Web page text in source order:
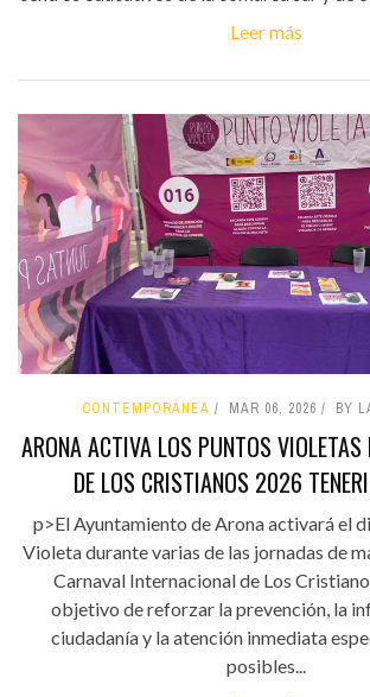
Leer más
CONTEMPORÁNEA MAR 06, 2026 BY
ARONA ACTIVA LOS PUNTOS VIOLETAS
DE LOS CRISTIANOS 2026
p>El Ayuntamiento de Arona activará el
Violeta durante varias de las jornadas de
Carnaval Internacional de Los
objetivo de reforzar la prevención, la
ciudadanía y la atención inmediata
posibles...